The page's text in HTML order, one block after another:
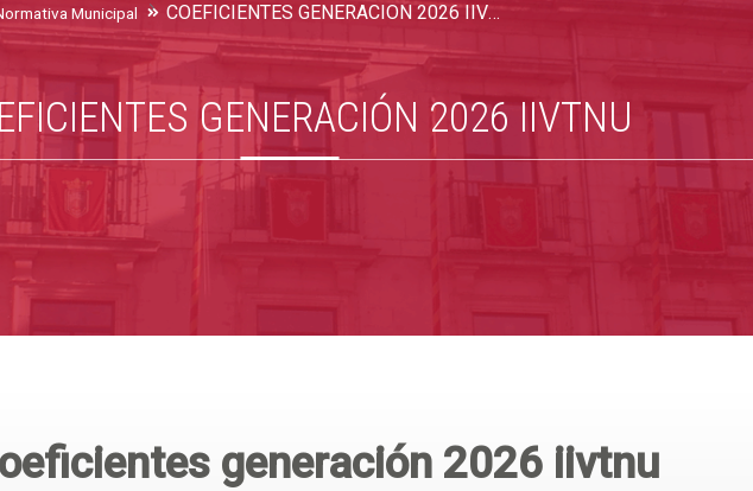
Municipal COEFICIENTES GENERACIÓN 2026 IIVTNU
GENERACIÓN 2026 IIVTNU
generación 2026 iivtnu